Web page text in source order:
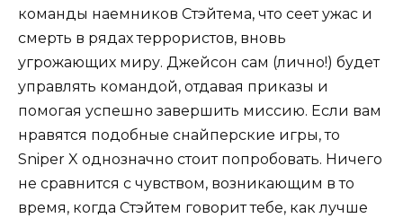
команды наемников Стэйтема, что сеет ужас и
смерть в рядах террористов, вновь
угрожающих миру. Джейсон сам (лично!) будет
управлять командой, отдавая приказы и
помогая успешно завершить миссию. Если вам
нравятся подобные снайперские игры, то
Sniper X однозначно стоит попробовать. Ничего
не сравнится с чувством, возникающим в то
время, когда Стэйтем говорит тебе, как лучше